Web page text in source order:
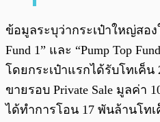
ข้อมูลระบุว่ากระเป๋าใหญ่สอง
Fund 1” และ “Pump Top
โดยกระเป๋าแรกได้รับโทเค็
ขายรอบ Private Sale มูลค่า
ได้ทำการโอน 17 พันล้านโท